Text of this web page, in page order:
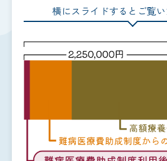
横にスライドするとご覧